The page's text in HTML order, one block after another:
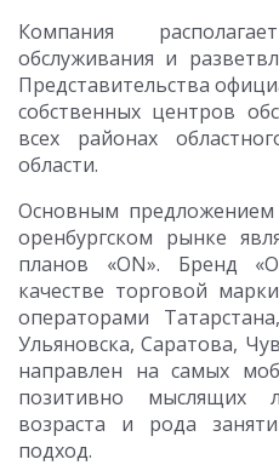
Компания
обслуживания и
Представительства
собственных центров
всех районах
области.
Основным предложением
оренбургском рынке
планов «ON». Бренд
качестве торговой
операторами
Ульяновска, Саратова,
направлен на самых
позитивно мыслящих
возраста и рода
подход.